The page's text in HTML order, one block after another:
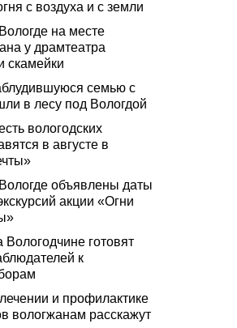
с воздуха и с земли
на месте
у драмтеатра
скамейки
семью с
в лесу под Вологдой
вологодских
в августе в
объявлены даты
акции «Огни
Вологодчине готовят
к
и профилактике
вологжанам расскажут